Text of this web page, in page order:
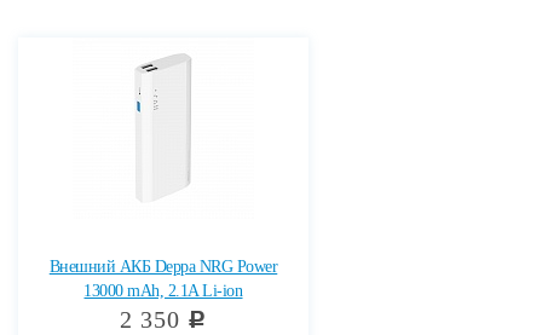
Внешний АКБ Deppa NRG Power
13000 mAh, 2.1A Li-ion
2 350 c